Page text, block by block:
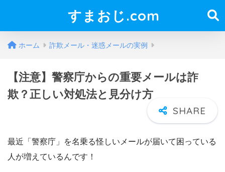
すまおじ.com
ホーム 詐欺メール・迷惑メールの実例
【注意】警察庁からの重要メールは詐
欺？正しい対処法と見分け方
最近「警察庁」を名乗る怪しいメールが届いて困っている
人が増えているんです！